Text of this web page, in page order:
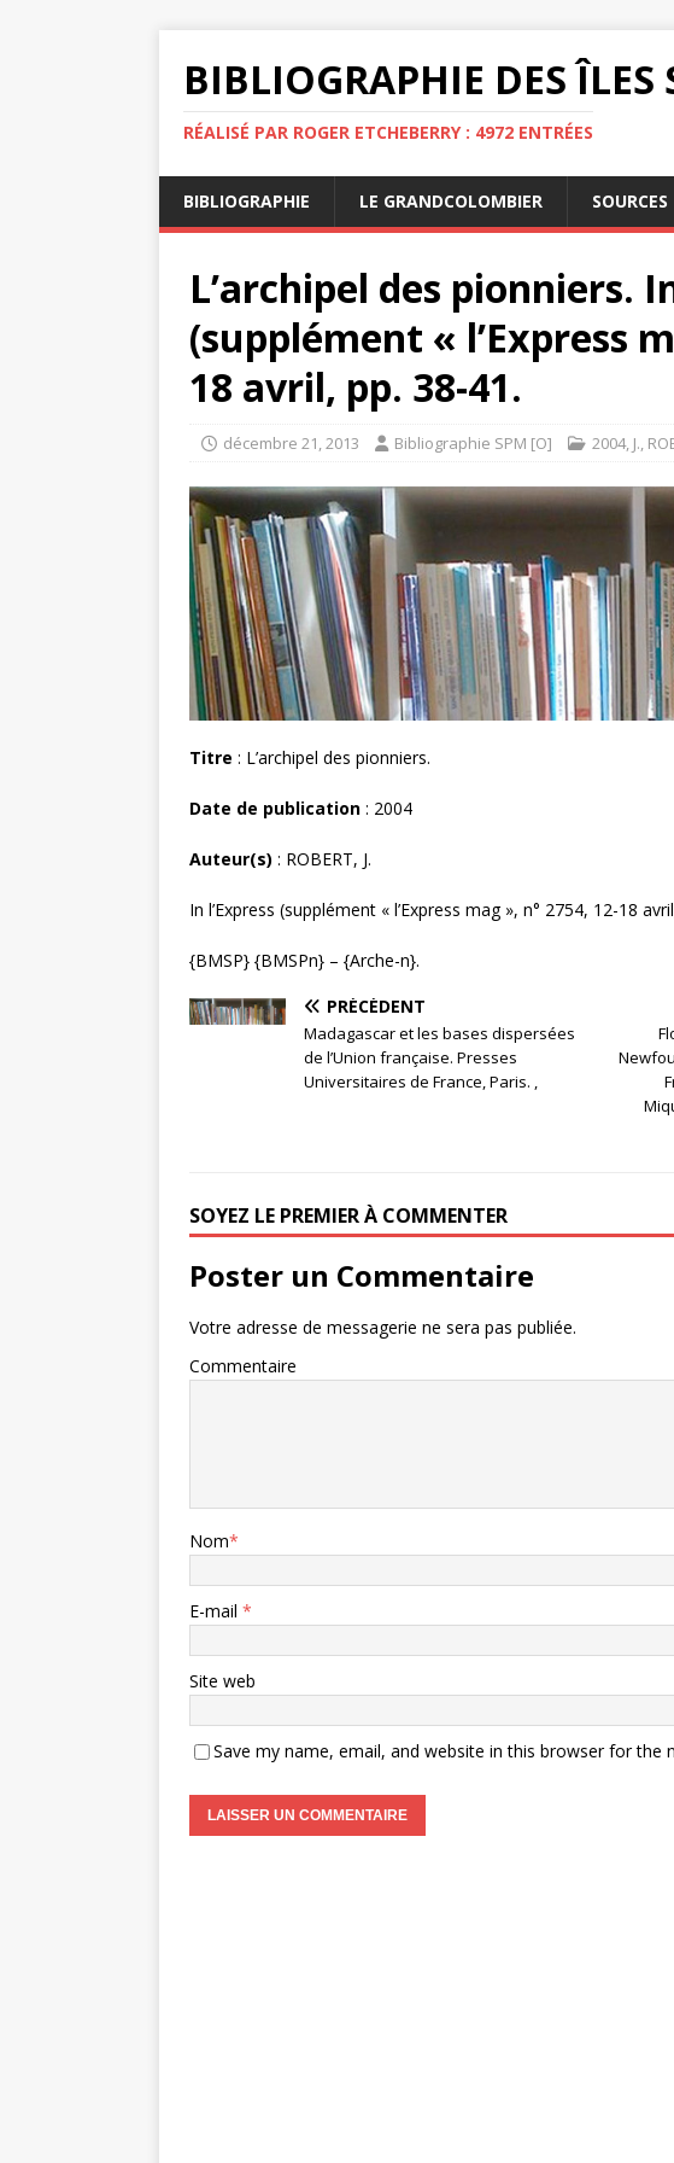
BIBLIOGRAPHIE DES
RÉALISÉ PAR ROGER ETCHEBERRY : 4972 ENTRÉES
BIBLIOGRAPHIE LE GRANDCOLOMBIER SOURCES
L’archipel des pionniers.
(supplément « l’Express
18 avril, pp. 38-41.
décembre 21, 2013 Bibliographie SPM [O] 2004, J.,
Titre : L’archipel des pionniers.
Date de publication : 2004
Auteur(s) : ROBERT, J.
In l’Express (supplément « l’Express mag », n° 2754, 12-18
{BMSP} {BMSPn} – {Arche-n}.
PRÉCÉDENT
Madagascar et les bases dispersées
de l’Union française. Presses
Universitaires de France, Paris. ,
SOYEZ LE PREMIER À COMMENTER
Poster un Commentaire
Votre adresse de messagerie ne sera pas publiée.
Commentaire
Nom*
E-mail *
Site web
Save my name, email, and website in this browser for the